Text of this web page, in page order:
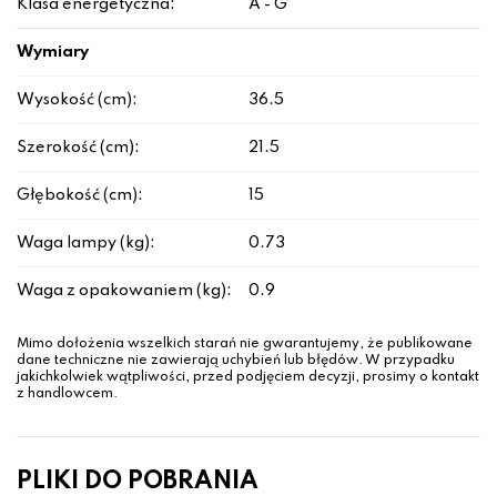
Klasa energetyczna: A - G
Wymiary
Wysokość (cm): 36.5
Szerokość (cm): 21.5
Głębokość (cm): 15
Waga lampy (kg): 0.73
Waga z opakowaniem (kg): 0.9
Mimo dołożenia wszelkich starań nie gwarantujemy, że publikowane
dane techniczne nie zawierają uchybień lub błędów. W przypadku
jakichkolwiek wątpliwości, przed podjęciem decyzji, prosimy o kontakt
z handlowcem.
PLIKI DO POBRANIA